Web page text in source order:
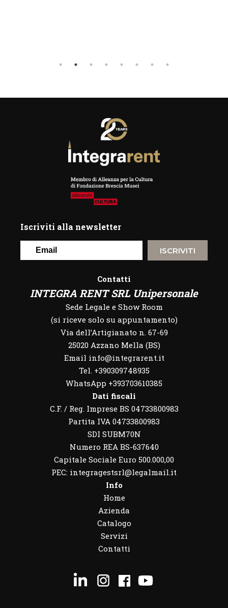
Iscriviti alla newsletter
ISCRIVITI
Contatti
INTEGRA RENT SRL Unipersonale
Sede Legale e Show Room
(si riceve solo su appuntamento)
Via dell’Artigianato n. 67-69
25020 Azzano Mella (BS)
Email info@integrarent.it
Tel. +390309748935
WhatsApp +393703610385
Dati fiscali
C.F. / Reg. Imprese BS 04733800983
Partita IVA 04733800983
SDI SUBM70N
Numero REA BS-637640
Capitale Sociale Euro 500.000,00
PEC: integragestsrl@legalmail.it
Info
Home
Azienda
Catalogo
Servizi
Contatti